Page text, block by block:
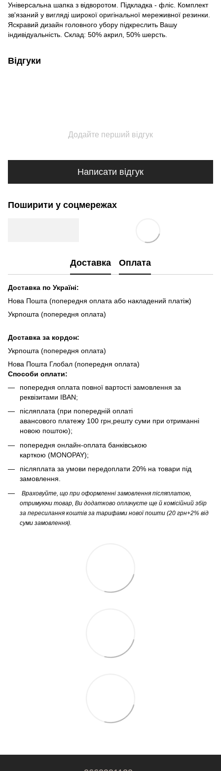
Універсальна шапка з відворотом. Підкладка - фліс. Комплект
зв'язаний у вигляді широкої оригінальної мереживної резинки.
Яскравий дизайн головного убору підкреслить Вашу
індивідуальність. Склад: 50% акрил, 50% шерсть.
Відгуки
Додайте перший відгук
Написати відгук
Поширити у соцмережах
Доставка Оплата
Доставка по Україні:
Нова Пошта (попередня оплата або накладений платіж)
Укрпошта (попередня оплата)
Доставка за кордон:
Укрпошта (попередня оплата)
Нова Пошта Глобал (попередня оплата)
Способи оплати:
попередня оплата повної вартості замовлення за
реквізитами IBAN;
післяплата (при попередній оплаті
авансового платежу 100 грн,решту суми при отриманні
новою поштою);
попередня онлайн-оплата банківською
карткою (MONOPAY);
післяплата за умови передоплати 20% на товари під
замовлення.
Враховуйте, що при оформленні замовлення післяплатою,
отримуючи товар, Ви додатково оплачуєте ще й комісійний збір
за пересилання коштів за тарифами нової пошти (20 грн+2% від
суми замовлення).